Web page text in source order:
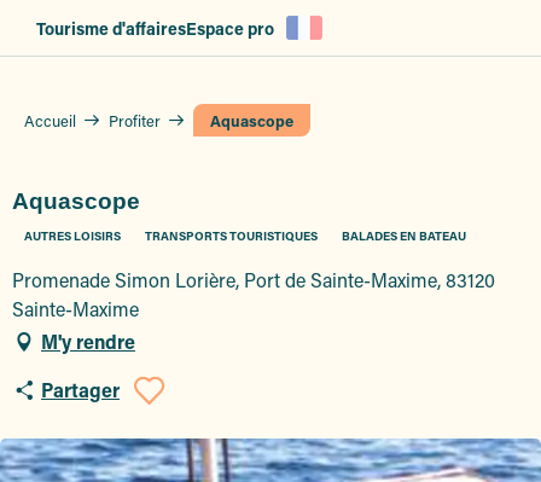
Tourisme d'affairesEspace pro
Accueil Profiter Aquascope
Aquascope
AUTRES LOISIRS TRANSPORTS TOURISTIQUES BALADES EN BATEAU
Promenade Simon Lorière, Port de Sainte-Maxime, 83120
Sainte-Maxime
M'y rendre
Partager
Ajouter aux favoris